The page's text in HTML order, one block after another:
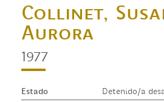
Collinet,
Aurora
1977
Estado
Detenido/a